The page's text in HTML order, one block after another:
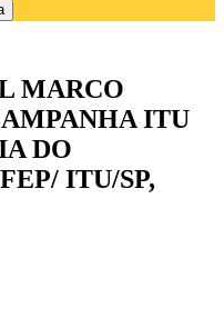
MARCO
ITU
DO
ITU/SP,